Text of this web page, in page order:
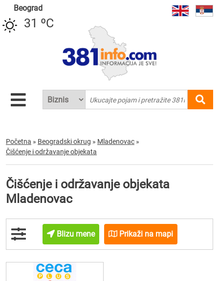
Beograd
31 ºC
Početna » Beogradski okrug » Mladenovac »
Čišćenje i održavanje objekata
Čišćenje i održavanje objekata
Mladenovac
Blizu mene Prikaži na mapi